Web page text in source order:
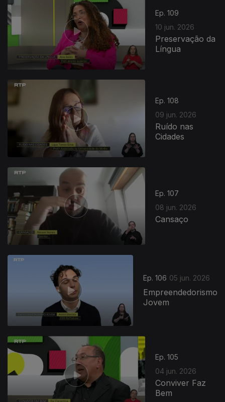
Ep. 109
10 jun. 2026
Preservação da
Língua
Ep. 108
09 jun. 2026
Ruído nas
Cidades
Ep. 107
08 jun. 2026
Cansaço
Ep. 106 05 jun. 2026
Empreendedorismo
Jovem
Ep. 105
04 jun. 2026
Conviver Faz
Bem